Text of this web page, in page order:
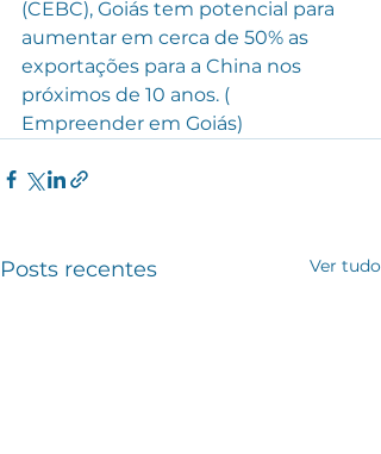
(CEBC), Goiás tem potencial para
aumentar em cerca de 50% as
exportações para a China nos
próximos de 10 anos. (
Empreender em Goiás)
Posts recentes Ver tudo